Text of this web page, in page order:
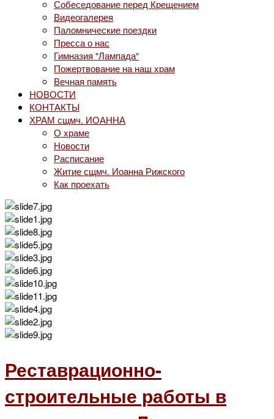
Собеседование перед Крещением
Видеогалерея
Паломнические поездки
Пресса о нас
Гимназия "Лампада"
Пожертвование на наш храм
Вечная память
НОВОСТИ
КОНТАКТЫ
ХРАМ сщмч. ИОАННА
О храме
Новости
Расписание
Житие сщмч. Иоанна Рижского
Как проехать
Реставрационно-
строительные работы в